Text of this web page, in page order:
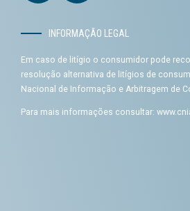
INFORMAÇÃO LEGAL
Em caso de litígio o consumidor pode
resolução alternativa de litígios de
Nacional de Informação e Arbitragem de
Para mais informações consultar: